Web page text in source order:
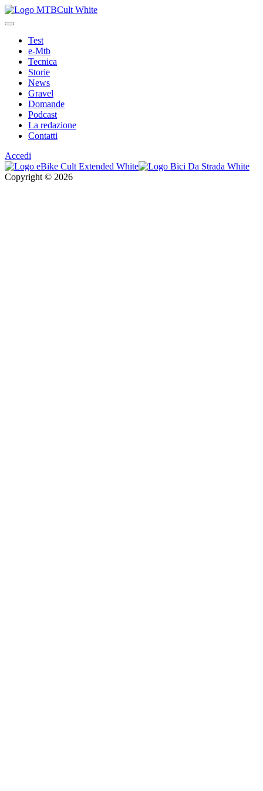
Test
e-Mtb
Tecnica
Storie
News
Gravel
Domande
Podcast
La redazione
Contatti
Accedi
Copyright © 2026